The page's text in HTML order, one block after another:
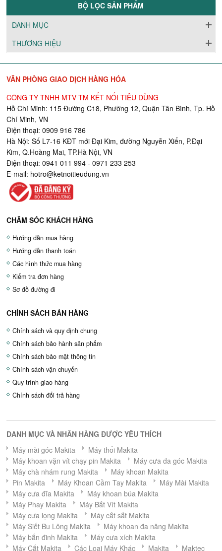
BỘ LỌC SẢN PHẨM
DANH MỤC
THƯƠNG HIỆU
VĂN PHÒNG GIAO DỊCH HÀNG HÓA
CÔNG TY TNHH MTV TM KẾT NỐI TIÊU DÙNG
Hồ Chí Minh: 115 Đường C18, Phường 12, Quận Tân Bình, Tp. Hồ
Chí Minh, VN
Điện thoại: 0909 916 786
Hà Nội: Số L7-16 KĐT mới Đại Kim, đường Nguyễn Xiển, P.Đại
Kim, Q.Hoàng Mai, TP.Hà Nội, VN
Điện thoại: 0941 011 994 - 0971 233 253
E-mail: hotro@ketnoitieudung.vn
CHĂM SÓC KHÁCH HÀNG
Hướng dẫn mua hàng
Hướng dẫn thanh toán
Các hình thức mua hàng
Kiểm tra đơn hàng
Sơ đồ đường đi
CHÍNH SÁCH BÁN HÀNG
Chính sách và quy định chung
Chính sách bảo hành sản phẩm
Chính sách bảo mật thông tin
Chính sách vận chuyển
Quy trình giao hàng
Chính sách đổi trả hàng
DANH MỤC VÀ NHÃN HÀNG ĐƯỢC YÊU THÍCH
Máy mài góc Makita
Máy thổi Makita
Máy khoan vặn vít chạy pin Makita
Máy cưa đa góc Makita
Máy chà nhám rung Makita
Máy khoan Makita
Pin Makita
Máy Khoan Cầm Tay Makita
Máy Mài Makita
Máy cưa đĩa Makita
Máy khoan búa Makita
Máy Phay Makita
Máy Bắt Vít Makita
Máy cưa lọng Makita
Máy cắt sắt Makita
Máy Siết Bu Lông Makita
Máy khoan đa năng Makita
Máy bắn đinh Makita
Máy cưa xích Makita
Máy Cắt Makita
Các Loại Máy Khác Makita Maktec